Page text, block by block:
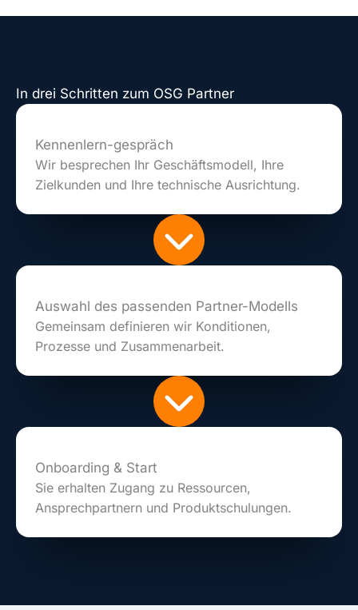
In drei Schritten zum OSG Partner
Kennenlern-gespräch
Wir besprechen Ihr Geschäftsmodell, Ihre
Zielkunden und Ihre technische Ausrichtung.
Auswahl des passenden Partner-Modells
Gemeinsam definieren wir Konditionen,
Prozesse und Zusammenarbeit.
Onboarding & Start
Sie erhalten Zugang zu Ressourcen,
Ansprechpartnern und Produktschulungen.